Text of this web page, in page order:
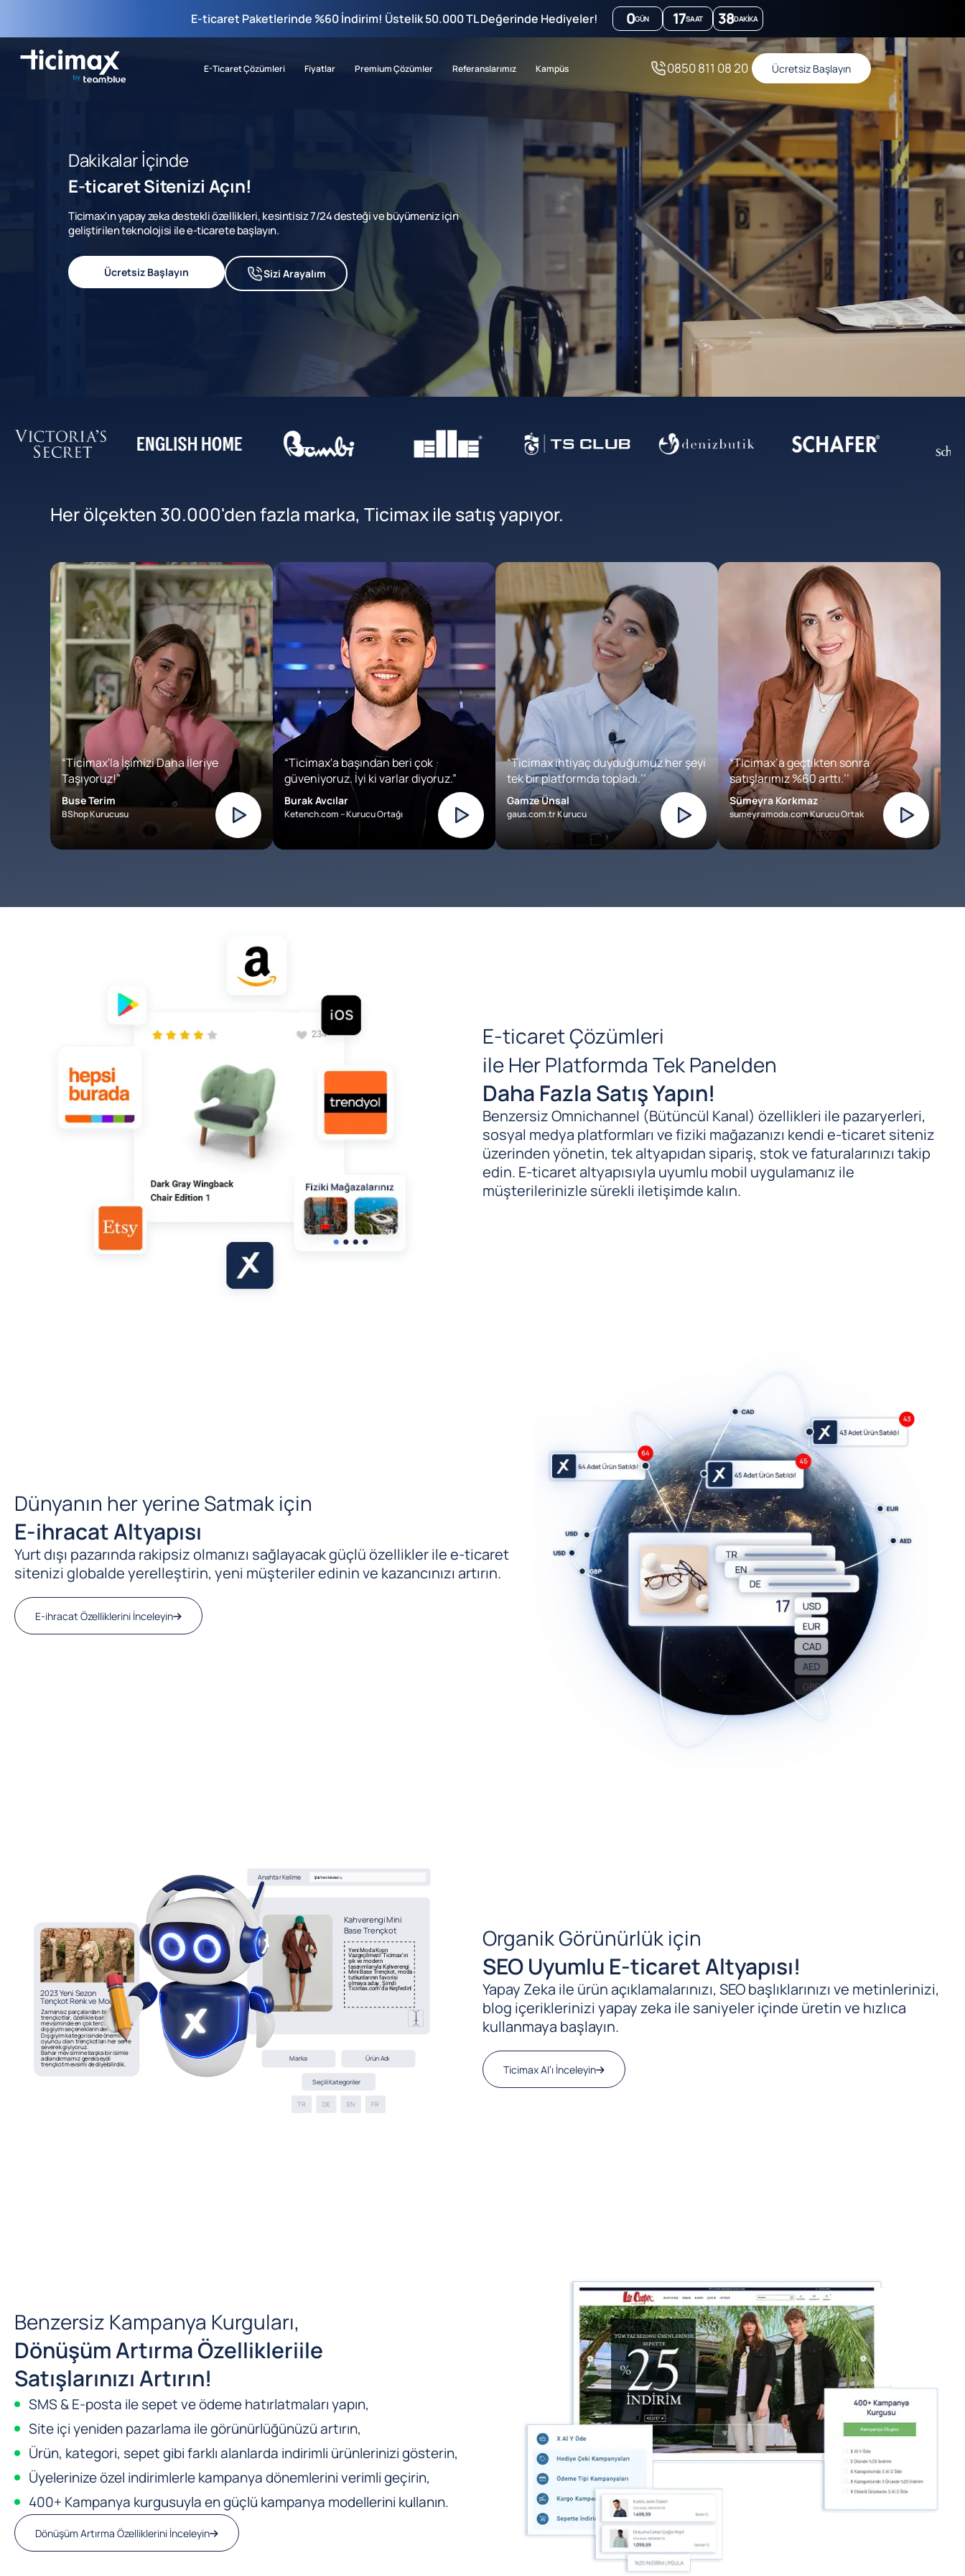
E-ticaret Paketlerinde %60 İndirim! Üstelik 50.000 TL Değerinde Hediyeler! 0GÜN 17SAAT 38DAKIKA
E-Ticaret Çözümleri Fiyatlar Premium Çözümler Referanslarımız Kampüs 0850 811 08 20 Ücretsiz Başlayın
Dakikalar İçinde
E-ticaret Sitenizi Açın!
Ticimax'ın yapay zeka destekli özellikleri, kesintisiz 7/24 desteği ve büyümeniz için
geliştirilen teknolojisi ile e-ticarete başlayın.
Ücretsiz Başlayın Sizi Arayalım
Her ölçekten 30.000'den fazla marka, Ticimax ile satış yapıyor.
“Ticimax'la İşimizi Daha İleriye
Taşıyoruz!”
Buse Terim
BShop Kurucusu
“Ticimax'a başından beri çok
güveniyoruz. İyi ki varlar diyoruz.”
Burak Avcılar
Ketench.com – Kurucu Ortağı
“Ticimax ihtiyaç duyduğumuz her şeyi
tek bir platformda topladı.’’
Gamze Ünsal
gaus.com.tr Kurucu
“Ticimax’a geçtikten sonra
satışlarımız %60 arttı.’’
Sümeyra Korkmaz
sumeyramoda.com Kurucu Ortak
E-ticaret Çözümleri
ile Her Platformda Tek Panelden
Daha Fazla Satış Yapın!
Benzersiz Omnichannel (Bütüncül Kanal) özellikleri ile pazaryerleri,
sosyal medya platformları ve fiziki mağazanızı kendi e-ticaret siteniz
üzerinden yönetin, tek altyapıdan sipariş, stok ve faturalarınızı takip
edin. E-ticaret altyapısıyla uyumlu mobil uygulamanız ile
müşterilerinizle sürekli iletişimde kalın.
Dünyanın her yerine Satmak için
E-ihracat Altyapısı
Yurt dışı pazarında rakipsiz olmanızı sağlayacak güçlü özellikler ile e-ticaret
sitenizi globalde yerelleştirin, yeni müşteriler edinin ve kazancınızı artırın.
E-ihracat Özelliklerini İnceleyin
Organik Görünürlük için
SEO Uyumlu E-ticaret Altyapısı!
Yapay Zeka ile ürün açıklamalarınızı, SEO başlıklarınızı ve metinlerinizi,
blog içeriklerinizi yapay zeka ile saniyeler içinde üretin ve hızlıca
kullanmaya başlayın.
Ticimax AI’ı İnceleyin
Benzersiz Kampanya Kurguları,
Dönüşüm Artırma Özellikleriile
Satışlarınızı Artırın!
SMS & E-posta ile sepet ve ödeme hatırlatmaları yapın,
Site içi yeniden pazarlama ile görünürlüğünüzü artırın,
Ürün, kategori, sepet gibi farklı alanlarda indirimli ürünlerinizi gösterin,
Üyelerinize özel indirimlerle kampanya dönemlerini verimli geçirin,
400+ Kampanya kurgusuyla en güçlü kampanya modellerini kullanın.
Dönüşüm Artırma Özelliklerini İnceleyin